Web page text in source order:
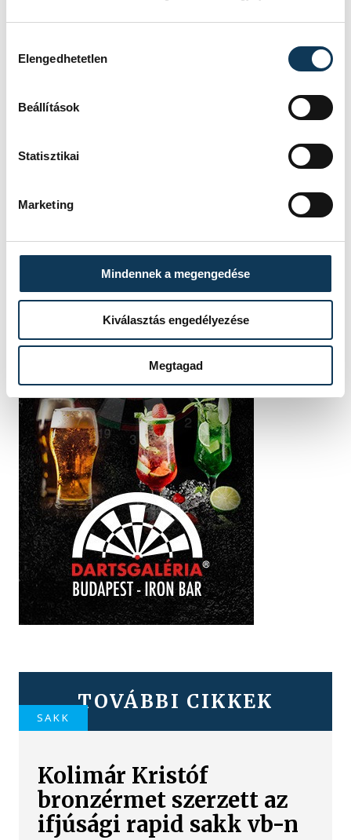
Elengedhetetlen
Beállítások
Statisztikai
Marketing
Mindennek a megengedése
Kiválasztás engedélyezése
Megtagad
TOVÁBBI CIKKEK
SAKK
Kolimár Kristóf
bronzérmet szerzett az
ifjúsági rapid sakk vb-n